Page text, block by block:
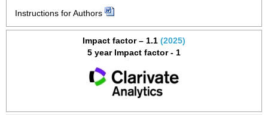
Instructions for Authors
Impact factor – 1.1 (2025)
5 year Impact factor - 1